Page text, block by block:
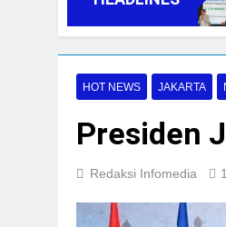
06/08/
HOT NEWS JAKARTA
Presiden
Redaksi Infomedia